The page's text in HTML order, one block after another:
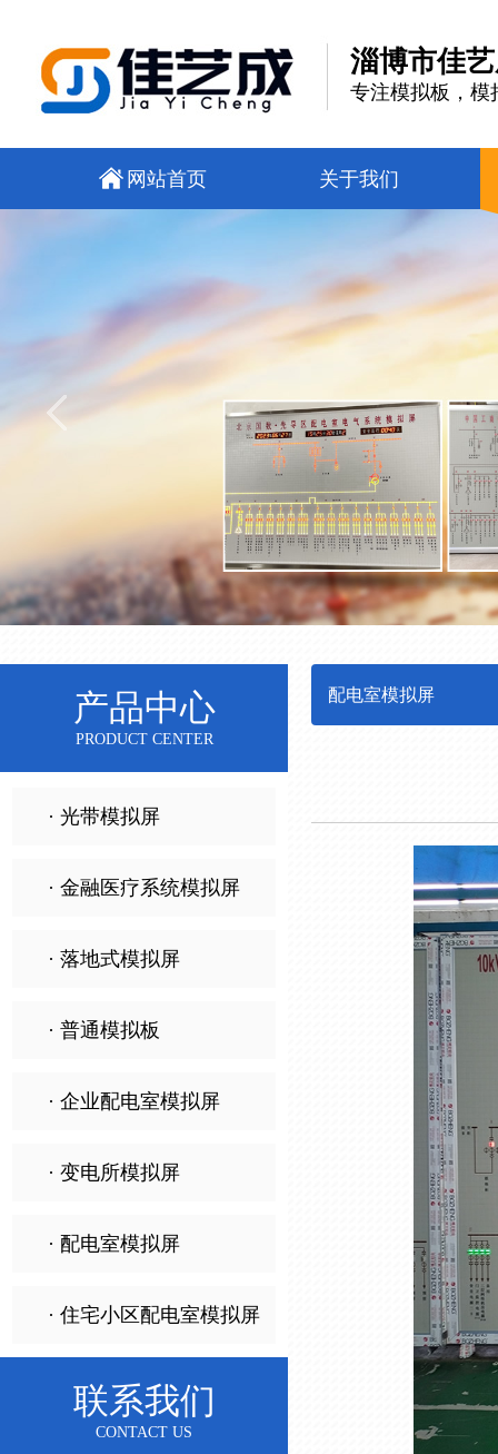
淄博市佳
专注模拟板，模
网站首页 关于我们
产品中心
PRODUCT CENTER
· 光带模拟屏
· 金融医疗系统模拟屏
· 落地式模拟屏
· 普通模拟板
· 企业配电室模拟屏
· 变电所模拟屏
· 配电室模拟屏
· 住宅小区配电室模拟屏
联系我们
CONTACT US
配电室模拟屏